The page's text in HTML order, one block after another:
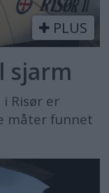
PLUS
sjarm
i Risør er
måter funnet